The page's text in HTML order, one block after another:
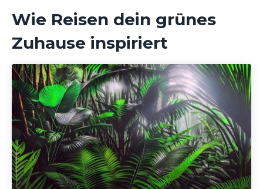
Wie Reisen dein grünes
Zuhause inspiriert